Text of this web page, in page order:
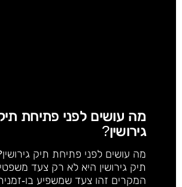
מה עושים לפני פתיחת
גירושין?
מה עושים לפני פתיחת תיק
תיק גירושין היא לא רק צעד
המקרים זהו צעד שמשפיע בו-